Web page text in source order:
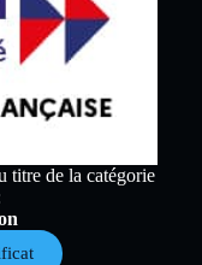
titre de la catégorie